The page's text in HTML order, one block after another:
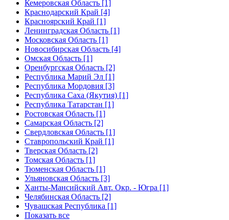
Кемеровская Область [1]
Краснодарский Край [4]
Красноярский Край [1]
Ленинградская Область [1]
Московская Область [1]
Новосибирская Область [4]
Омская Область [1]
Оренбургская Область [2]
Республика Марий Эл [1]
Республика Мордовия [3]
Республика Саха (Якутия) [1]
Республика Татарстан [1]
Ростовская Область [1]
Самарская Область [2]
Свердловская Область [1]
Ставропольский Край [1]
Тверская Область [2]
Томская Область [1]
Тюменская Область [1]
Ульяновская Область [3]
Ханты-Мансийский Авт. Окр. - Югра [1]
Челябинская Область [2]
Чувашская Республика [1]
Показать все